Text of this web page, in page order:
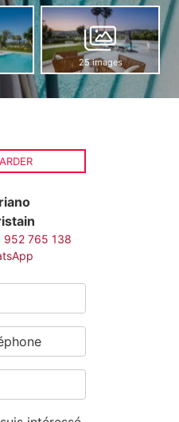
25 images
952 765 138